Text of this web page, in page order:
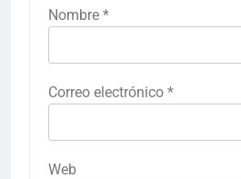
Nombre *
Correo electrónico *
Web